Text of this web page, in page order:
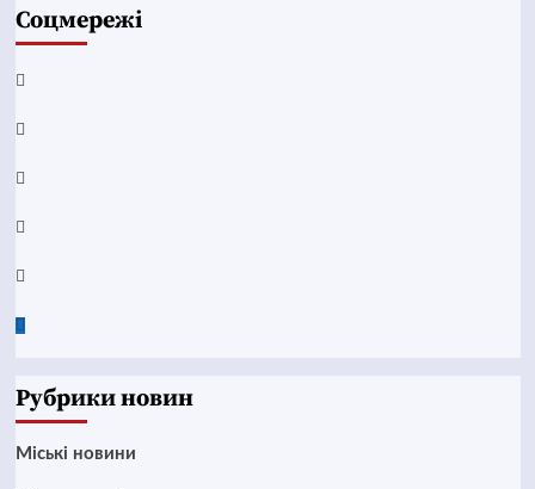
Соцмережі
Facebook
YouTube
Telegram
Instagram
Twitter
Google
Рубрики новин
Mіські новини